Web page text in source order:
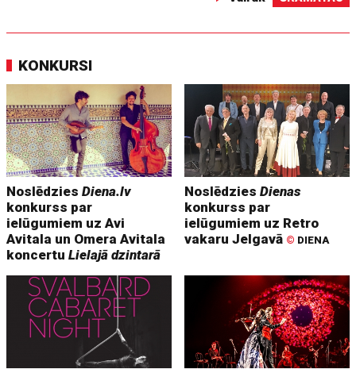
KONKURSI
NoslēdziesDiena.lv
konkurss par
ielūgumiem uz Avi
Avitala un Omera Avitala
koncertuLielajā dzintarā
NoslēdziesDienas
konkurss par
ielūgumiem uz Retro
vakaru Jelgavā © DIENA